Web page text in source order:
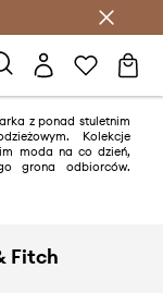
z ponad stuletnim
Kolekcje
moda na co dzień,
grona odbiorców.
Fitch